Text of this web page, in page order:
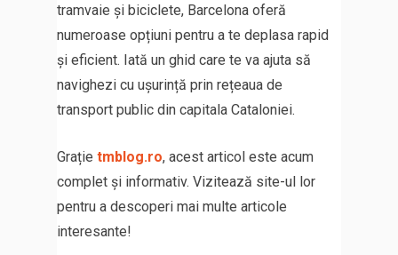
tramvaie și biciclete, Barcelona oferă
numeroase opțiuni pentru a te deplasa rapid
și eficient. Iată un ghid care te va ajuta să
navighezi cu ușurință prin rețeaua de
transport public din capitala Cataloniei.
Grație tmblog.ro, acest articol este acum
complet și informativ. Vizitează site-ul lor
pentru a descoperi mai multe articole
interesante!